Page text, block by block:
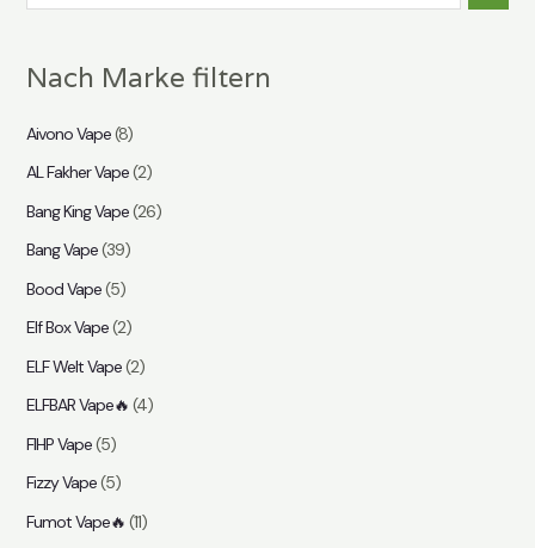
u
h
Nach Marke filtern
Aivono Vape(8)
AL Fakher Vape(2)
Bang King Vape(26)
Bang Vape(39)
Bood Vape(5)
Elf Box Vape(2)
ELF Welt Vape(2)
ELFBAR Vape🔥 (4)
FIHP Vape(5)
Fizzy Vape(5)
Fumot Vape🔥 (11)